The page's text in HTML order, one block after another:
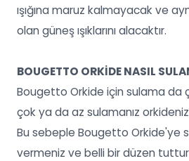
ışığına maruz kalmayacak ve
olan güneş ışıklarını alacaktır.
BOUGETTO ORKİDE NASIL
Bougetto Orkide için sulama da
çok ya da az sulamanız
Bu sebeple Bougetto Orkide'ye
vermeniz ve belli bir düzen